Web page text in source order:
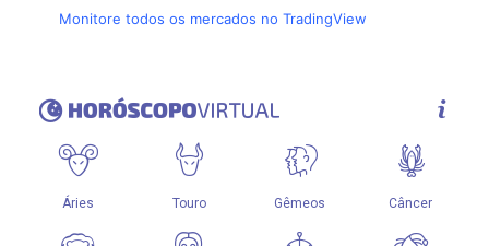
Monitore todos os mercados no TradingView